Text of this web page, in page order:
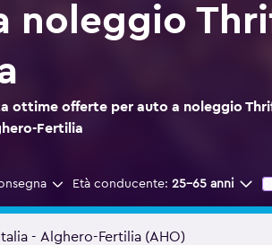
noleggio
ottime offerte per auto a noleggio
Fertilia
Età conducente: 25-65 anni